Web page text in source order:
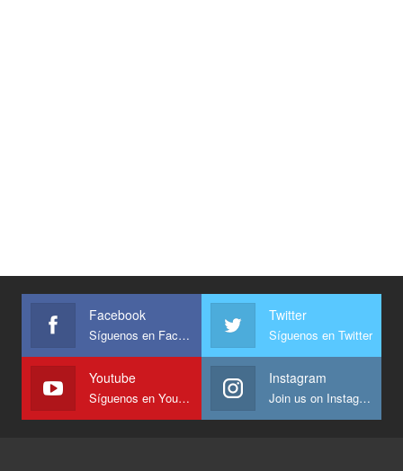
Facebook
Síguenos en Facebook
Twitter
Síguenos en Twitter
Youtube
Síguenos en Youtube
Instagram
Join us on Instagram